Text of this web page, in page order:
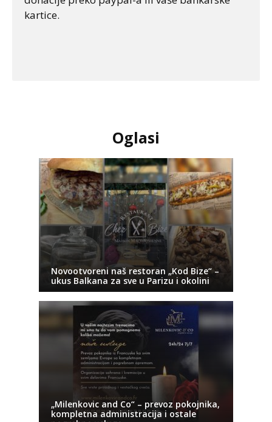
kartice.
Oglasi
Novootvoreni naš restoran „Kod Bize“ –
ukus Balkana za sve u Parizu i okolini
„Milenkovic and Co“ – prevoz pokojnika,
kompletna administracija i ostale